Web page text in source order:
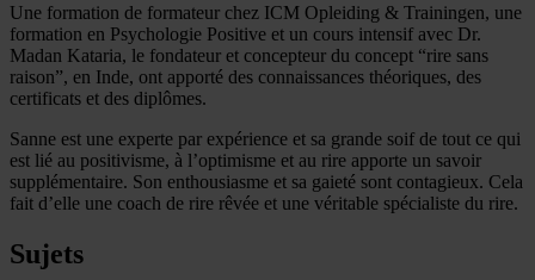
Une formation de formateur chez ICM Opleiding & Trainingen, une
formation en Psychologie Positive et un cours intensif avec Dr.
Madan Kataria, le fondateur et concepteur du concept “rire sans
raison”, en Inde, ont apporté des connaissances théoriques, des
certificats et des diplômes.
Sanne est une experte par expérience et sa grande soif de tout ce qui
est lié au positivisme, à l’optimisme et au rire apporte un savoir
supplémentaire. Son enthousiasme et sa gaieté sont contagieux. Cela
fait d’elle une coach de rire rêvée et une véritable spécialiste du rire.
Sujets